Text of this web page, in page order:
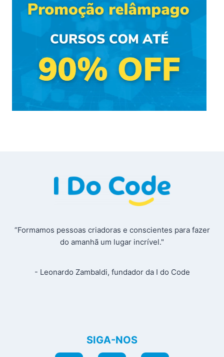
“Formamos pessoas criadoras e conscientes para fazer
do amanhã um lugar incrível."
- Leonardo Zambaldi, fundador da I do Code
SIGA-NOS